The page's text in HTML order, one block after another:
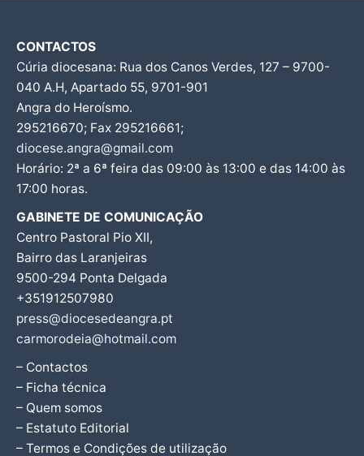
CONTACTOS
Cúria diocesana: Rua dos Canos Verdes, 127 – 9700-
040 A.H, Apartado 55, 9701-901
Angra do Heroísmo.
295216670; Fax 295216661;
diocese.angra@gmail.com
Horário: 2ª a 6ª feira das 09:00 às 13:00 e das 14:00 às
17:00 horas.
GABINETE DE COMUNICAÇÃO
Centro Pastoral Pio XII,
Bairro das Laranjeiras
9500-294 Ponta Delgada
+351912507980
press@diocesedeangra.pt
carmorodeia@hotmail.com
– Contactos
– Ficha técnica
– Quem somos
– Estatuto Editorial
– Termos e Condições de utilização